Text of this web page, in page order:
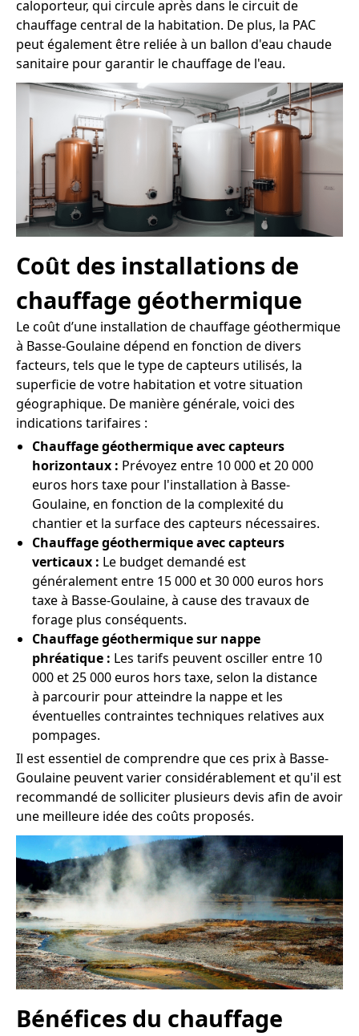
caloporteur, qui circule après dans le circuit de
chauffage central de la habitation. De plus, la PAC
peut également être reliée à un ballon d'eau chaude
sanitaire pour garantir le chauffage de l'eau.
Coût des installations de
chauffage géothermique
Le coût d’une installation de chauffage géothermique
à Basse-Goulaine dépend en fonction de divers
facteurs, tels que le type de capteurs utilisés, la
superficie de votre habitation et votre situation
géographique. De manière générale, voici des
indications tarifaires :
Chauffage géothermique avec capteurs
horizontaux : Prévoyez entre 10 000 et 20 000
euros hors taxe pour l'installation à Basse-
Goulaine, en fonction de la complexité du
chantier et la surface des capteurs nécessaires.
Chauffage géothermique avec capteurs
verticaux : Le budget demandé est
généralement entre 15 000 et 30 000 euros hors
taxe à Basse-Goulaine, à cause des travaux de
forage plus conséquents.
Chauffage géothermique sur nappe
phréatique : Les tarifs peuvent osciller entre 10
000 et 25 000 euros hors taxe, selon la distance
à parcourir pour atteindre la nappe et les
éventuelles contraintes techniques relatives aux
pompages.
Il est essentiel de comprendre que ces prix à Basse-
Goulaine peuvent varier considérablement et qu'il est
recommandé de solliciter plusieurs devis afin de avoir
une meilleure idée des coûts proposés.
Bénéfices du chauffage